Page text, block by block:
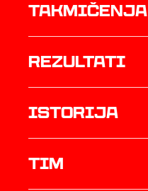
Takmičenja
rezultati
istorija
TIM